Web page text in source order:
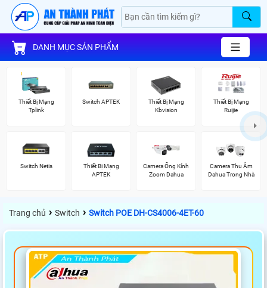
DANH MỤC SẢN PHẨM
Thiết Bị Mạng
Tplink
Switch APTEK
Thiết Bị Mạng
Kbvision
Thiết Bị Mạng
Ruijie
Switch Netis
Thiết Bị Mạng
APTEK
Camera Ống Kính
Zoom Dahua
Camera Thu Âm
Dahua Trong Nhà
Trang chủ › Switch › Switch POE DH-CS4006-4ET-60